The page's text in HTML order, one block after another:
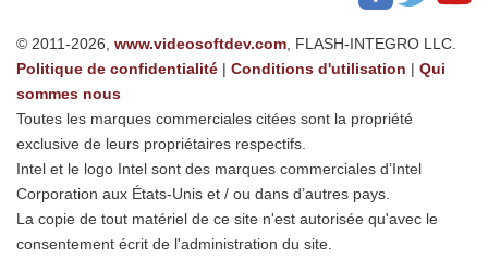
© 2011-2026, www.videosoftdev.com , FLASH-INTEGRO LLC.
Politique de confidentialité | Conditions d'utilisation | Qui
sommes nous
Toutes les marques commerciales citées sont la propriété
exclusive de leurs propriétaires respectifs.
Intel et le logo Intel sont des marques commerciales d’Intel
Corporation aux États-Unis et / ou dans d’autres pays.
La copie de tout matériel de ce site n'est autorisée qu'avec le
consentement écrit de l'administration du site.